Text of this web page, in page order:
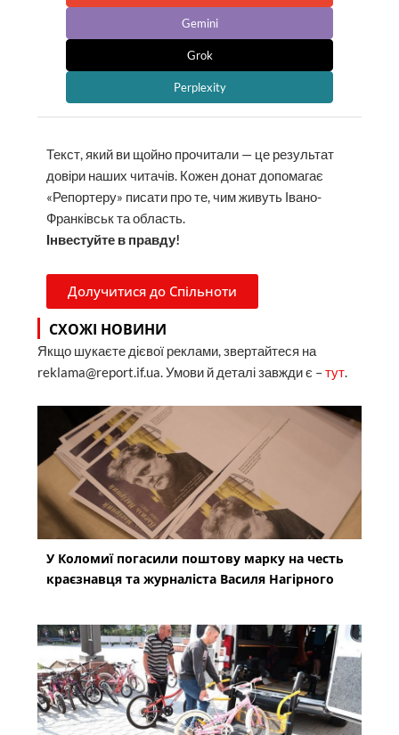
Gemini
Grok
Perplexity
Текст, який ви щойно прочитали — це результат
довіри наших читачів. Кожен донат допомагає
«Репортеру» писати про те, чим живуть Івано-
Франківськ та область.
Інвестуйте в правду!
Долучитися до Спільноти
СХОЖІ НОВИНИ
Якщо шукаєте дієвої реклами, звертайтеся на
reklama@report.if.ua. Умови й деталі завжди є –тут.
У Коломиї погасили поштову марку на честь
краєзнавця та журналіста Василя Нагірного